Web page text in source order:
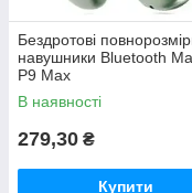
Бездротові
навушники Bluetooth
P9 Max
В наявності
279,30 ₴
Купити